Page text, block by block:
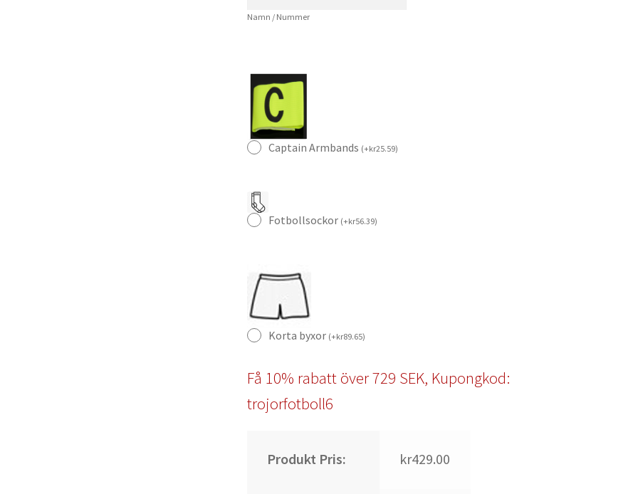
Namn / Nummer
Captain Armbands (+kr25.59)
Fotbollsockor (+kr56.39)
Korta byxor (+kr89.65)
Få 10% rabatt över 729 SEK, Kupongkod:
trojorfotboll6
Produkt Pris: kr429.00